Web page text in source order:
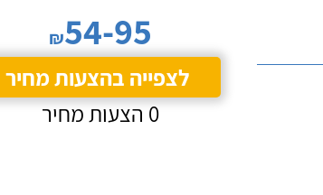
₪54-95
לצפייה בהצעות מחיר
0 הצעות מחיר